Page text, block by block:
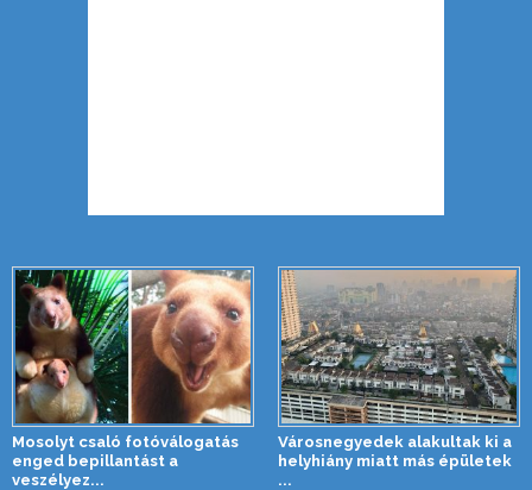
Mosolyt csaló fotóválogatás
enged bepillantást a
veszélyez...
Városnegyedek alakultak ki a
helyhiány miatt más épületek
...